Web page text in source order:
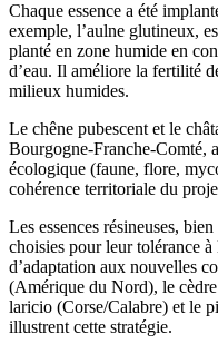
Chaque essence a été
exemple, l’aulne glutineux,
planté en zone humide en
d’eau. Il améliore la fertilité
milieux humides.
Le chêne pubescent et le
Bourgogne-Franche-Comté,
écologique (faune, flore,
cohérence territoriale du
Les essences résineuses,
choisies pour leur tolérance à
d’adaptation aux nouvelles
(Amérique du Nord), le
laricio (Corse/Calabre) et le
illustrent cette stratégie.